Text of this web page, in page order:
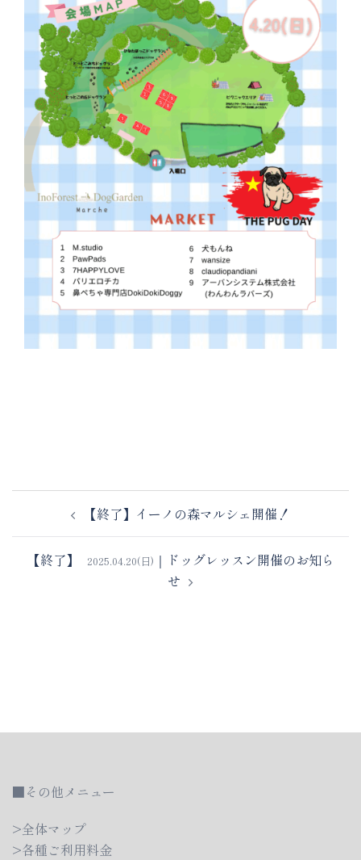
投
ナ
【終了】イーノの森マルシェ開催！
【終了】 2025.04.20(日) ｜ドッグレッスン開催のお知ら
せ
■その他メニュー
>全体マップ
>各種ご利用料金